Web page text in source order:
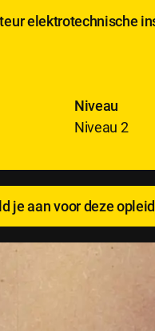
elektrotechnische
Niveau
Niveau 2
je aan voor deze